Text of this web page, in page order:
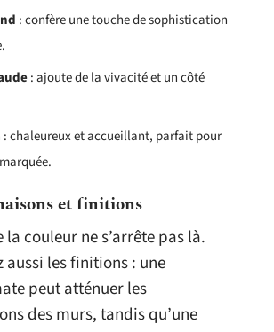
: confère une touche de sophistication
: ajoute de la vivacité et un côté
: chaleureux et accueillant, parfait pour
et finitions
la couleur ne s’arrête pas là.
aussi les finitions : une
peut atténuer les
des murs, tandis qu’une